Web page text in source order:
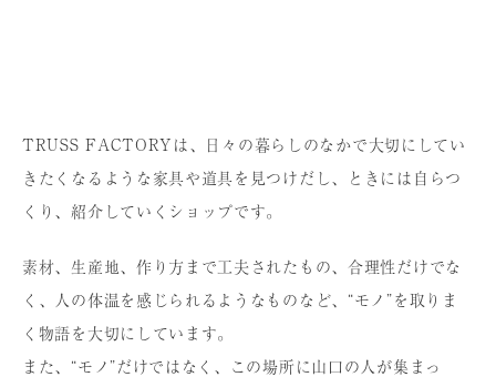
TRUSS FACTORYは、⽇々の暮らしのなかで⼤切にしてい
きたくなるような家具や道具を⾒つけだし、ときには⾃らつ
くり、紹介していくショップです。
素材、⽣産地、作り⽅まで⼯夫されたもの、合理性だけでな
く、⼈の体温を感じられるようなものなど、“モノ”を取りま
く物語を⼤切にしています。
また、“モノ”だけではなく、この場所に⼭⼝の⼈が集まっ